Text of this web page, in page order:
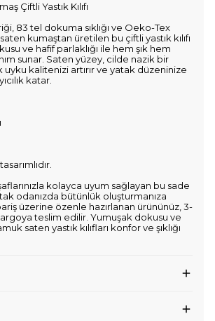
Çiftli Yastık Kılıfı
83 tel dokuma sıklığı ve Oeko-Tex
kumaştan üretilen bu çiftli yastık kılıfı
ve hafif parlaklığı ile hem şık hem
sunar. Saten yüzey, cilde nazik bir
uyku kalitenizi artırır ve yatak düzeninize
katar.
kolayca uyum sağlayan bu sade
odanızda bütünlük oluşturmanıza
üzerine özenle hazırlanan ürününüz, 3-
teslim edilir. Yumuşak dokusu ve
saten yastık kılıfları konfor ve şıklığı